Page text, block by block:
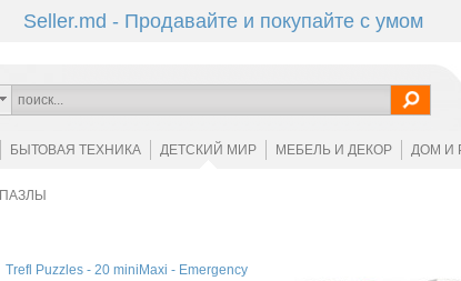
Seller.md - Продавайте и покупайте с умом
БЫТОВАЯ ТЕХНИКА ДЕТСКИЙ МИР МЕБЕЛЬ И ДЕКОР ДОМ И
ПАЗЛЫ
Trefl Puzzles - 20 miniMaxi - Emergency